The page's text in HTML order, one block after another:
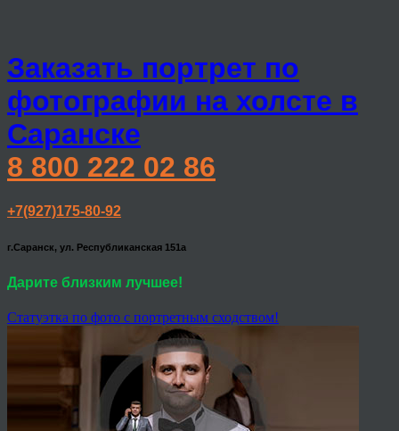
Заказать портрет по
фотографии на холсте в
Саранске
8 800 222 02 86
+7(927)175-80-92
г.Саранск, ул. Республиканская 151а
Дарите близким лучшее!
Статуэтка по фото с портретным сходством!